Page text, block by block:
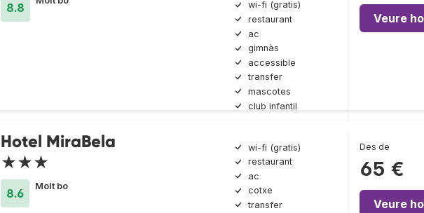
8.8
wi-fi (gratis)
restaurant
ac
gimnàs
accessible
transfer
mascotes
club infantil
Veure
Hotel MiraBela
★★★
8.6
Molt bo
wi-fi (gratis)
restaurant
ac
cotxe
transfer
Des de
65 €
Veure